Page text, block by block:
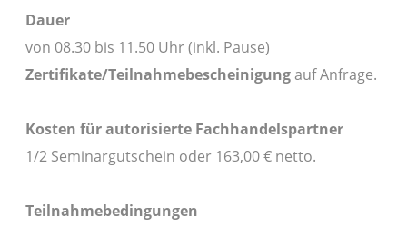
Dauer
von 08.30 bis 11.50 Uhr (inkl. Pause)
Zertifikate/Teilnahmebescheinigungauf Anfrage.
Kosten für autorisierte Fachhandelspartner
1/2 Seminargutschein oder 163,00 € netto.
Teilnahmebedingungen